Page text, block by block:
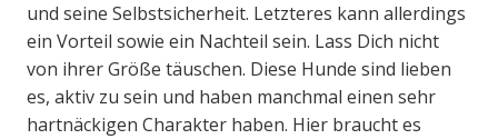
und seine Selbstsicherheit. Letzteres kann allerdings
ein Vorteil sowie ein Nachteil sein. Lass Dich nicht
von ihrer Größe täuschen. Diese Hunde sind lieben
es, aktiv zu sein und haben manchmal einen sehr
hartnäckigen Charakter haben. Hier braucht es